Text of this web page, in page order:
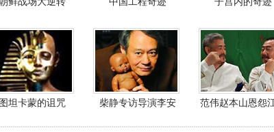
图坦卡蒙的诅咒 柴静专访导演李安 范伟赵本山恩怨